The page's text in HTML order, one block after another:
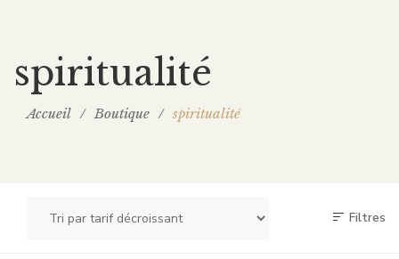
spiritualité
Accueil / Boutique / spiritualité
Filtres